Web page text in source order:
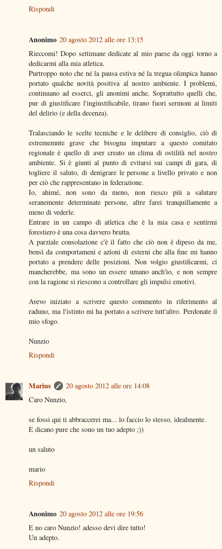
Rispondi
Anonimo 20 agosto 2012 alle ore 13:15
Rieccomi! Dopo settimane dedicate al mio paese da oggi torno a
dedicarmi alla mia atletica.
Purtroppo noto che né la pausa estiva né la tregua olimpica hanno
portato qualche novità positiva al nostro ambiente. I problemi,
continuano ad esserci, gli anonimi anche. Soprattutto quelli che,
pur di giustificare l'ingiustificabile, tirano fuori sermoni ai limiti
del delirio (e della decenza).
Tralasciando le scelte tecniche e le delibere di consiglio, ciò di
estrememnte grave che bisogna imputare a questo comitato
regionale è quello di aver creato un clima di ostilità nel nostro
ambiente. Si è giunti al punto di evitarsi sui campi di gara, di
togliere il saluto, di denigrare le persone a livello privato e non
per ciò che rappresentano in federazione.
Io, ahimé, non sono da meno, non riesco più a salutare
seranemente determinate persone, altre farei tranquillamente a
meno di vederle.
Entrare in un campo di atletica che è la mia casa e sentirmi
forestiero è una cosa davvero brutta.
A parziale consolazione c'è il fatto che ciò non è dipeso da me,
bensì da comportameni e azioni di esterni che alla fine mi hanno
portato a prendere delle posizioni. Non volgio giustificarmi, ci
mancherebbe, ma sono un essere umano anch'io, e non sempre
con la ragione si riescono a controllare gli impulsi emotivi.
Avevo iniziato a scrivere questo commento in riferimento al
raduno, ma l'istinto mi ha portato a scrivere tutt'altro. Perdonate il
mio sfogo.
Nunzio
Rispondi
Marius
20 agosto 2012 alle ore 14:08
Caro Nunzio,
se fossi qui ti abbraccerei ma... lo faccio lo stesso, idealmente.
E dicano pure che sono un tuo adepto ;))
un saluto
mario
Rispondi
Anonimo 20 agosto 2012 alle ore 19:56
E no caro Nunzio! adesso devi dire tutto!
Un adepto.